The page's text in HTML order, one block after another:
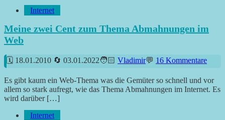
Internet
Meine zwei Cent zum Thema Abmahnungen im
Web
18.01.2010 03.01.2022 Vladimir 16 Kommentare
Es gibt kaum ein Web-Thema was die Gemüter so schnell und vor
allem so stark aufregt, wie das Thema Abmahnungen im Internet. Es
wird darüber […]
Internet